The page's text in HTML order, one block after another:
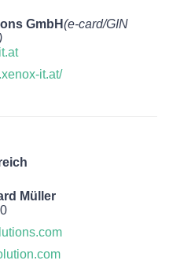
GmbH(e-card/GIN
it.at/
Müller